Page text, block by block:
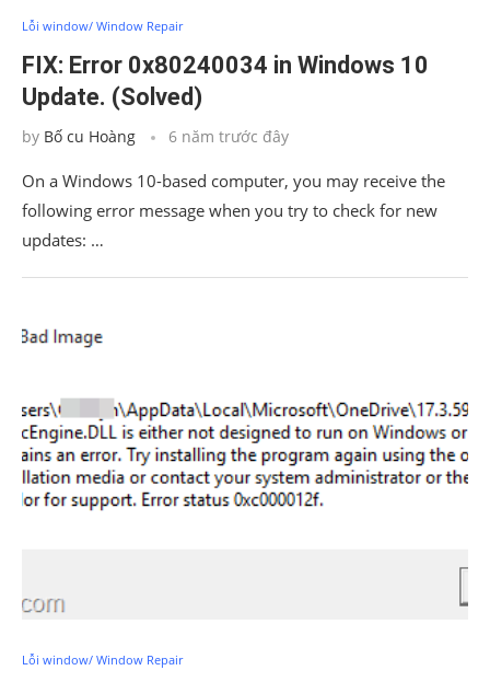
Lỗi window/ Window Repair
FIX: Error 0x80240034 in Windows 10
Update. (Solved)
by Bố cu Hoàng 6 năm trước đây
On a Windows 10-based computer, you may receive the
following error message when you try to check for new
updates: …
Lỗi window/ Window Repair